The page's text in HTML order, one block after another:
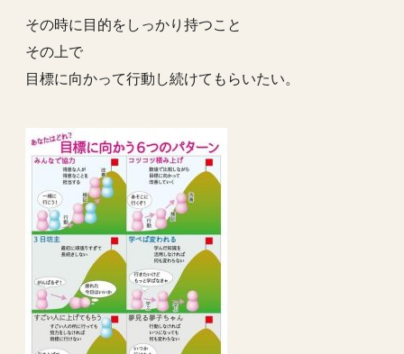
その時に目的をしっかり持つこと
その上で
目標に向かって行動し続けてもらいたい。